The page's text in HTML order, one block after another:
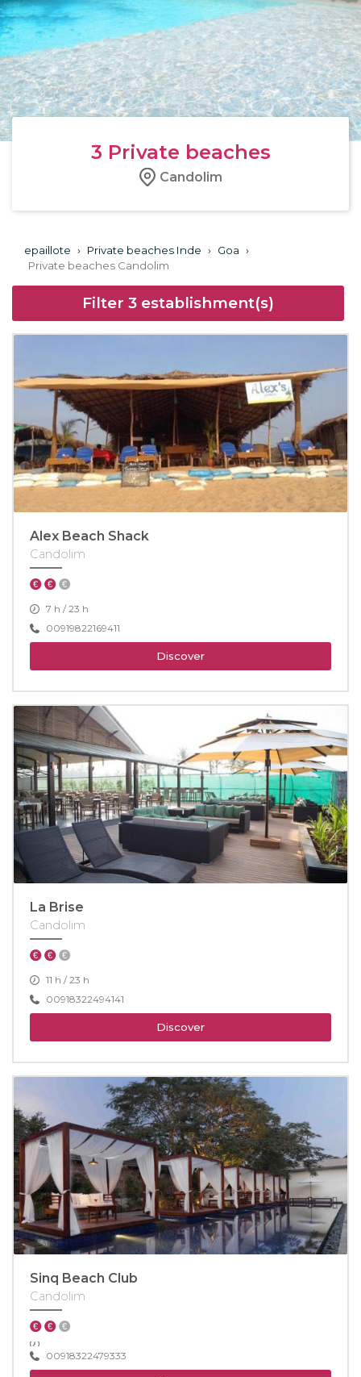
3 Private beaches
Candolim
epaillote › Private beaches Inde › Goa ›
Private beaches Candolim
Filter 3establishment(s)
Alex Beach Shack
Candolim
7 h / 23 h
00919822169411
Discover
La Brise
Candolim
11 h / 23 h
00918322494141
Discover
Sinq Beach Club
Candolim
00918322479333